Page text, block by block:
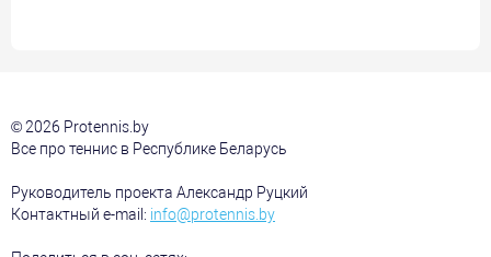
© 2026 Protennis.by
Все про теннис в Республике Беларусь
Руководитель проекта Александр Руцкий
Контактный e-mail: info@protennis.by